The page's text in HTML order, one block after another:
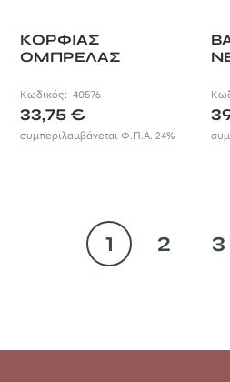
ΚΟΡΦΙΑΣ
ΟΜΠΡΕΛΑΣ
Κωδικός:40576
33,75€
συμπεριλαμβάνεται Φ.Π.Α. 24%
1 2 3